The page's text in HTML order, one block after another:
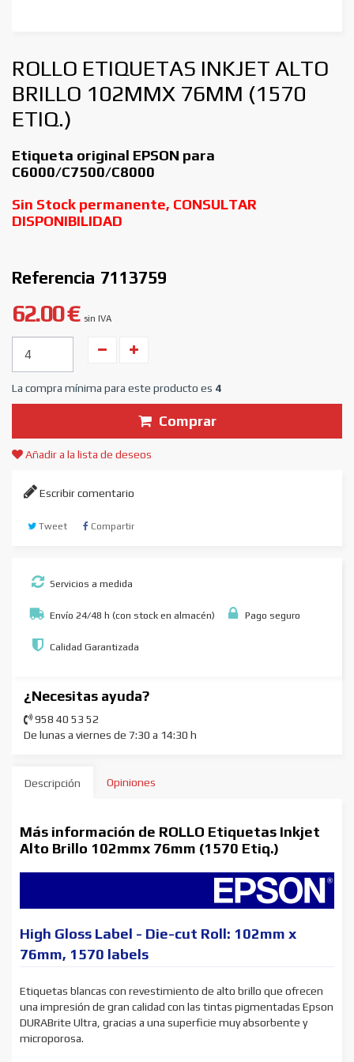
ROLLO ETIQUETAS INKJET ALTO
BRILLO 102MMX 76MM (1570
ETIQ.)
Etiqueta original EPSON para
C6000/C7500/C8000
Sin Stock permanente, CONSULTAR
DISPONIBILIDAD
Referencia 7113759
62.00 € sin IVA
La compra mínima para este producto es 4
Comprar
Añadir a la lista de deseos
Escribir comentario
Tweet Compartir
Servicios a medida
Envío 24/48 h (con stock en almacén) Pago seguro
Calidad Garantizada
¿Necesitas ayuda?
958 40 53 52
De lunas a viernes de 7:30 a 14:30 h
Descripción Opiniones
Más información de ROLLO Etiquetas Inkjet
Alto Brillo 102mmx 76mm (1570 Etiq.)
High Gloss Label - Die-cut Roll: 102mm x
76mm, 1570 labels
Etiquetas blancas con revestimiento de alto brillo que ofrecen
una impresión de gran calidad con las tintas pigmentadas Epson
DURABrite Ultra, gracias a una superficie muy absorbente y
microporosa.